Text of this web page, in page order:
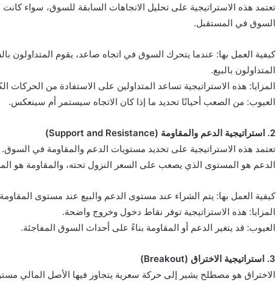
تعتمد هذه الاستراتيجية على تحليل الاتجاهات السابقة للسوق، سواء
السوق في المستقبل.
كيفية العمل بها: عندما يتحرك السوق في اتجاه صاعد، يقوم المتداولون
المتداولون بالبيع.
المزايا: هذه الاستراتيجية تساعد المتداولين على الاستفادة من الحركات
العيوب: من الصعب أحيانًا تحديد ما إذا كان الاتجاه سيستمر أم سينعكس.
2. استراتيجية الدعم والمقاومة (Support and Resistance)
تعتمد هذه الاستراتيجية على تحديد مستويات الدعم والمقاومة في السوق.
الدعم هو المستوى الذي يصعب على السعر النزول تحته، والمقاومة هو
كيفية العمل بها: يتم الشراء عند مستوى الدعم والبيع عند مستوى
المزايا: هذه الاستراتيجية توفر نقاط دخول وخروج واضحة.
العيوب: قد يتغير الدعم أو المقاومة بناءً على أحداث السوق المفاجئة.
3. استراتيجية الاختراق (Breakout)
الاختراق هو مصطلح يشير إلى حركة سعرية يتجاوز فيها الأصل المالي